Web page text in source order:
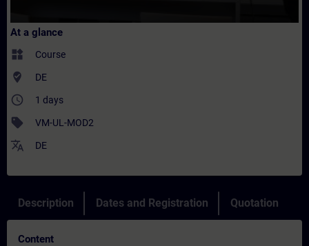
At a glance
widgets Course
where_to_vote DE
access_time 1 days
sell VM-UL-MOD2
translate DE
Description Dates and Registration Quotation
Content